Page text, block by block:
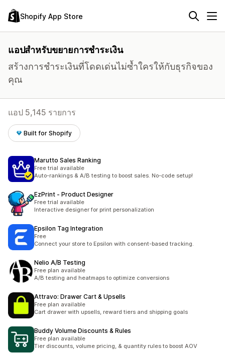
Shopify App Store
แอปสำหรับขยายการชำระเงิน
สร้างการชำระเงินที่โดดเด่นไม่ซ้ำใครให้กับธุรกิจของ
คุณ
แอป 5,145 รายการ
Built for Shopify
Marutto Sales Ranking
Free trial available
Auto-rankings & A/B testing to boost sales. No-code setup!
EzPrint ‑ Product Designer
Free trial available
Interactive designer for print personalization
Epsilon Tag Integration
Free
Connect your store to Epsilon with consent-based tracking.
Nelio A/B Testing
Free plan available
A/B testing and heatmaps to optimize conversions
Attravo: Drawer Cart & Upsells
Free plan available
Cart drawer with upsells, reward tiers and shipping goals
Buddy Volume Discounts & Rules
Free plan available
Tier discounts, volume pricing, & quantity rules to boost AOV